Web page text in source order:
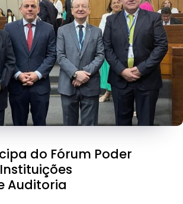
do Fórum Poder
Auditoria